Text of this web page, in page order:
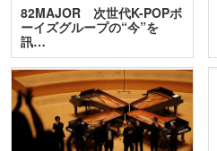
82MAJOR 次世代K-POPボ
ーイズグループの“今”を
訊…